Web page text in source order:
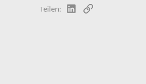
Teilen: LinkedIn
Link